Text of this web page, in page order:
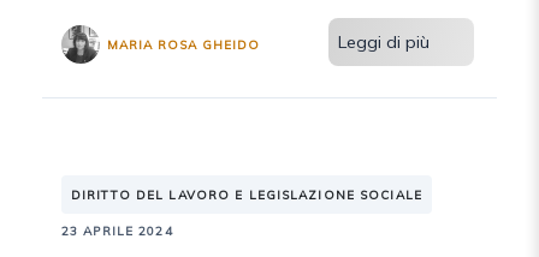
MARIA ROSA GHEIDO Leggi di più
DIRITTO DEL LAVORO E LEGISLAZIONE SOCIALE
23 APRILE 2024